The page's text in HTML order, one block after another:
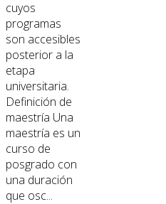
cuyos
programas
son accesibles
posterior a la
etapa
universitaria.
Definición de
maestría Una
maestría es un
curso de
posgrado con
una duración
que osc...